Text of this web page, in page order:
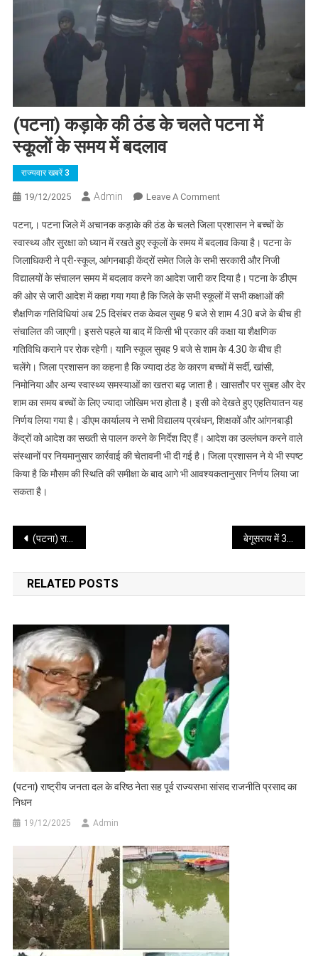
(पटना) कड़ाके की ठंड के चलते पटना में
स्कूलों के समय में बदलाव
राज्यवार खबरें 3
19/12/2025 Admin Leave A CommentOn
कड़ाके
की
ठंड
के
चलते
पटना
में
स्कूलों
के
बदलाव
पटना,। पटना जिले में अचानक कड़ाके की ठंड के चलते जिला प्रशासन ने बच्चों के
स्वास्थ्य और सुरक्षा को ध्यान में रखते हुए स्कूलों के समय में बदलाव किया है। पटना के
जिलाधिकरी ने प्री-स्कूल, आंगनबाड़ी केंद्रों समेत जिले के सभी सरकारी और निजी
विद्यालयों के संचालन समय में बदलाव करने का आदेश जारी कर दिया है। पटना के डीएम
की ओर से जारी आदेश में कहा गया गया है कि जिले के सभी स्कूलों में सभी कक्षाओं की
शैक्षणिक गतिविधियां अब 25 दिसंबर तक केवल सुबह 9 बजे से शाम 4.30 बजे के बीच ही
संचालित की जाएगी। इससे पहले या बाद में किसी भी प्रकार की कक्षा या शैक्षणिक
गतिविधि कराने पर रोक रहेगी। यानि स्कूल सुबह 9 बजे से शाम के 4.30 के बीच ही
चलेंगे। जिला प्रशासन का कहना है कि ज्यादा ठंड के कारण बच्चों में सर्दी, खांसी,
निमोनिया और अन्य स्वास्थ्य समस्याओं का खतरा बढ़ जाता है। खासतौर पर सुबह और देर
शाम का समय बच्चों के लिए ज्यादा जोखिम भरा होता है। इसी को देखते हुए एहतियातन यह
निर्णय लिया गया है। डीएम कार्यालय ने सभी विद्यालय प्रबंधन, शिक्षकों और आंगनबाड़ी
केंद्रों को आदेश का सख्ती से पालन करने के निर्देश दिए हैं। आदेश का उल्लंघन करने वाले
संस्थानों पर नियमानुसार कार्रवाई की चेतावनी भी दी गई है। जिला प्रशासन ने ये भी स्पष्ट
किया है कि मौसम की स्थिति की समीक्षा के बाद आगे भी आवश्यकतानुसार निर्णय लिया जा
सकता है।
Post
navigation
(पटना) राष्ट्रीय जनता दल के वरिष्ठ नेता सह पूर्व राज्यसभा सांसद राजनीति प्रसाद का निधन
RELATED POSTS
(पटना) राष्ट्रीय जनता दल के वरिष्ठ नेता सह पूर्व राज्यसभा सांसद राजनीति प्रसाद का
निधन
19/12/2025 Admin